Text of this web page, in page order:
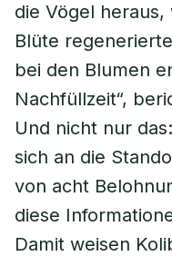
die Vögel
Blüte
bei den Blumen
Nachfüllzeit“,
Und nicht nur
sich an die
von acht
diese
Damit weisen